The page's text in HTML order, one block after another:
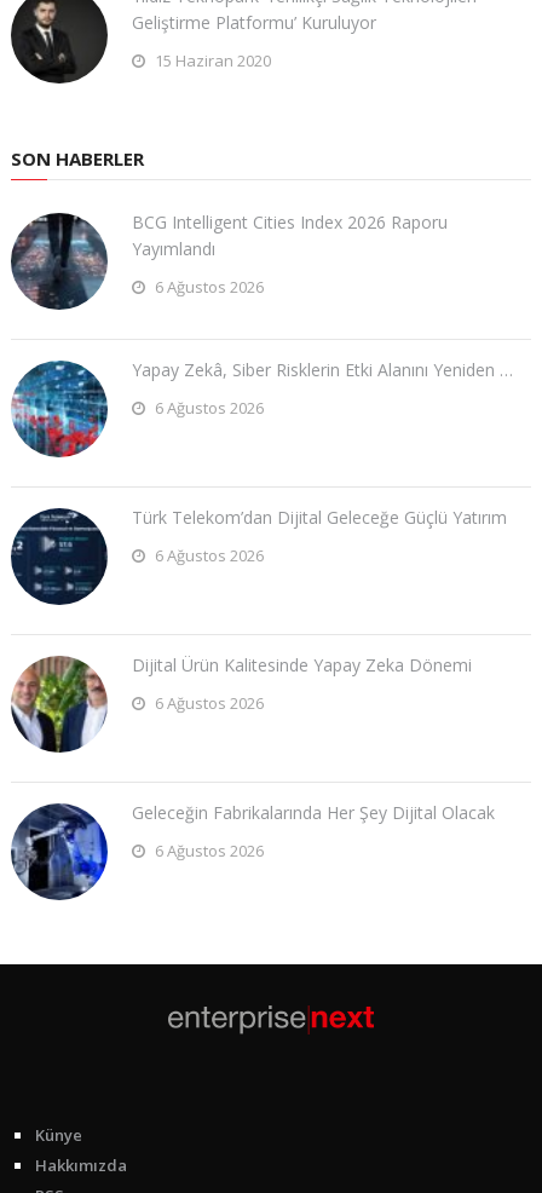
Geliştirme Platformu’ Kuruluyor
15 Haziran 2020
SON HABERLER
BCG Intelligent Cities Index 2026 Raporu
Yayımlandı
6 Ağustos 2026
Yapay Zekâ, Siber Risklerin Etki Alanını Yeniden …
6 Ağustos 2026
Türk Telekom’dan Dijital Geleceğe Güçlü Yatırım
6 Ağustos 2026
Dijital Ürün Kalitesinde Yapay Zeka Dönemi
6 Ağustos 2026
Geleceğin Fabrikalarında Her Şey Dijital Olacak
6 Ağustos 2026
Künye
Hakkımızda